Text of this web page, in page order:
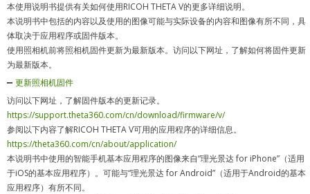
本使用说明书提供有关如何使用RICOH THETA V的更多详细说明。
本说明书中包括的内容以及使用的图像可能与实际设备的内容和图像有所不同，具
体取决于应用程序或固件版本。
使用照相机前将照相机固件更新为最新版本。访问以下网址，了解如何将固件更新
为最新版本。
更新照相机固件
访问以下网址，了解固件版本的更新记录。
https://support.theta360.com/cn/download/firmware/v/
参阅以下内容了解RICOH THETA V可用的应用程序的详细信息。
https://theta360.com/cn/about/application/
本说明书中使用的智能手机基本应用程序的图像来自“理光景达 for iPhone”（适用
于iOS的基本应用程序）。可能与“理光景达 for Android”（适用于Android的基本
应用程序）有所不同。